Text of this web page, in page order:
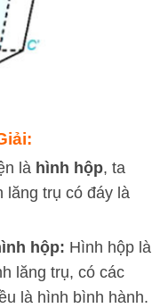
là hình hộp, ta
lăng trụ có đáy là
hộp: Hình hộp là
lăng trụ, có các
là hình bình hành.